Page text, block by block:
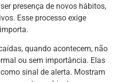
presença de novos hábitos,
Esse processo exige
quando acontecem, não
ou sem importância. Elas
sinal de alerta. Mostram